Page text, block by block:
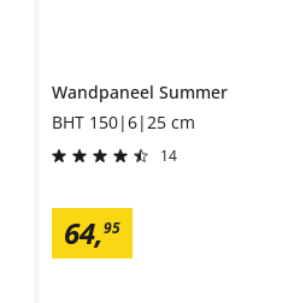
Wandpaneel Summer
BHT 150|6|25 cm
14
64,95